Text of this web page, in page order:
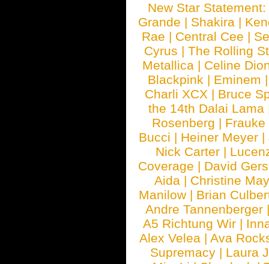
New Star
Grande | Shakira |
Rae | Central Cee |
Cyrus | The Rolling
Metallica | Celine
Blackpink | Eminem
Charli XCX | Bruce
the 14th Dalai Lama
Rosenberg | Frauke
Bucci | Heiner Meyer |
Nick Carter |
Coverage | David
Aida | Christine
Manilow | Brian
Andre Tannenberger
A5 Richtung Wir |
Alex Velea | Ava
Supremacy | Laura